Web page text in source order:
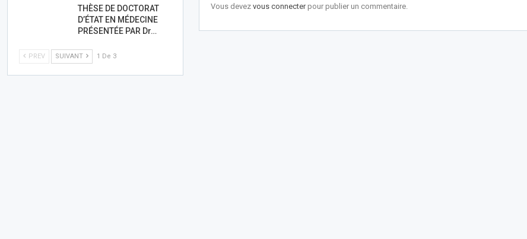
Vous devezvous connecterpour publier un commentaire.
THÈSE DE DOCTORAT
D’ÉTAT EN MÉDECINE
PRÉSENTÉE PAR Dr…
PREV SUIVANT 1 De 3